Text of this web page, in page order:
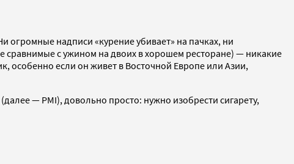
огромные надписи «курение убивает» на пачках, ни
с ужином на двоих в хорошем ресторане) — никакие
особенно если он живет в Восточной Европе или Азии,
— PMI), довольно просто: нужно изобрести сигарету,